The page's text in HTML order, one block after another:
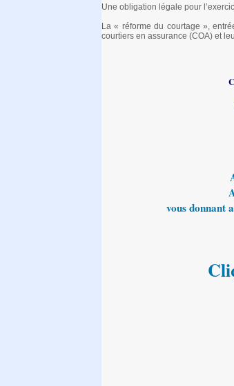
Une obligation légale pour
La « réforme du courtage »,
courtiers en assurance (COA) et
vous donnant